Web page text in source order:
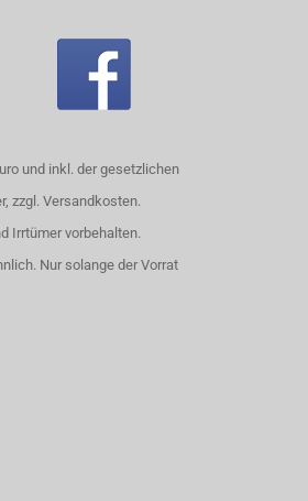
und inkl. der gesetzlichen
zzgl. Versandkosten.
Irrtümer vorbehalten.
Nur solange der Vorrat